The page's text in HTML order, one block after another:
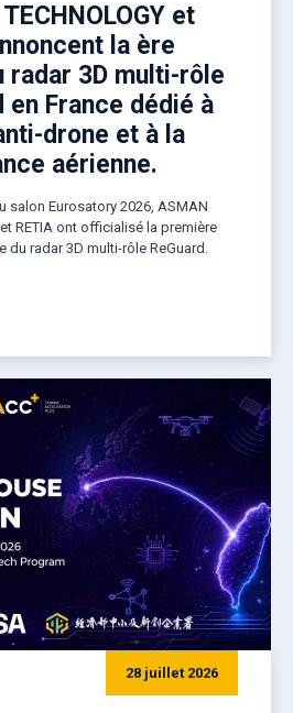
et
la ère
radar 3D multi-rôle
en France dédié à
drone et à la
aérienne.
salon Eurosatory 2026, ASMAN
et RETIA ont officialisé la première
du radar 3D multi-rôle ReGuard.
28 juillet 2026